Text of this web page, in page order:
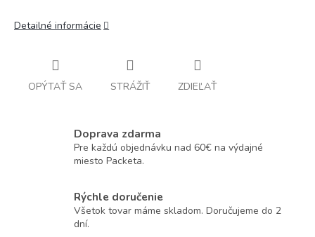
Detailné informácie
OPÝTAŤ SA STRÁŽIŤ ZDIEĽAŤ
Doprava zdarma
Pre každú objednávku nad 60€ na výdajné
miesto Packeta.
Rýchle doručenie
Všetok tovar máme skladom. Doručujeme do 2
dní.